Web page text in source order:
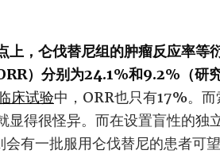
上，仑伐替尼组的肿瘤反应率
）分别为24.1%和9.2%（研
床试验中，ORR也只有17%。
显得很怪异。而在设置盲性的独
有一批服用仑伐替尼的患者可